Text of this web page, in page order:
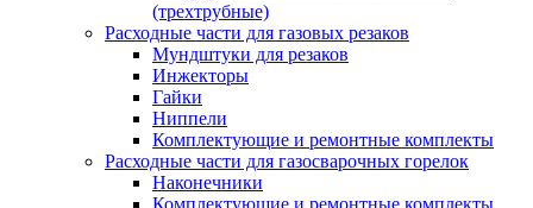
(трехтрубные)
Расходные части для газовых резаков
Мундштуки для резаков
Инжекторы
Гайки
Ниппели
Комплектующие и ремонтные комплекты
Расходные части для газосварочных горелок
Наконечники